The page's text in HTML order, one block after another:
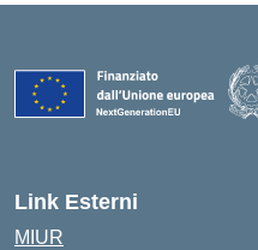
Link Esterni
MIUR